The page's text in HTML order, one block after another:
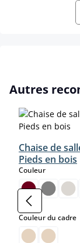
Ignorer la
Autres
Chaise de
Pieds en bois
Couleurselect
Couleur du cadre